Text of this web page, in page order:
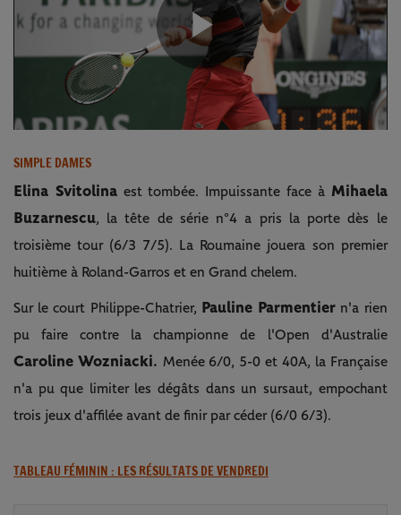
Play
SIMPLE DAMES
Elina Svitolinaest tombée. Impuissante face à Mihaela
Buzarnescu, la tête de série n°4 a pris la porte dès le
troisième tour (6/3 7/5). La Roumaine jouera son premier
huitième à Roland-Garros et en Grand chelem.
Sur le court Philippe-Chatrier, Pauline Parmentier n'a rien
pu faire contre la championne de l'Open d'Australie
Caroline Wozniacki. Menée 6/0, 5-0 et 40A, la Française
n'a pu que limiter les dégâts dans un sursaut, empochant
trois jeux d'affilée avant de finir par céder (6/0 6/3).
TABLEAU FÉMININ : LES RÉSULTATS DE VENDREDI